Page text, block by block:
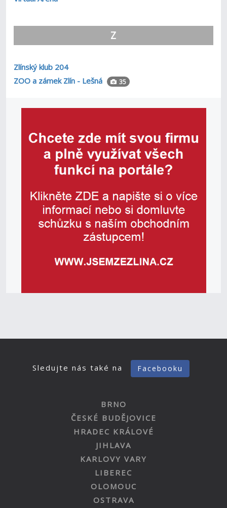
Z
Zlínský klub 204
ZOO a zámek Zlín - Lešná
35
Sledujte nás také na Facebooku
BRNO
ČESKÉ BUDĚJOVICE
HRADEC KRÁLOVÉ
JIHLAVA
KARLOVY VARY
LIBEREC
OLOMOUC
OSTRAVA